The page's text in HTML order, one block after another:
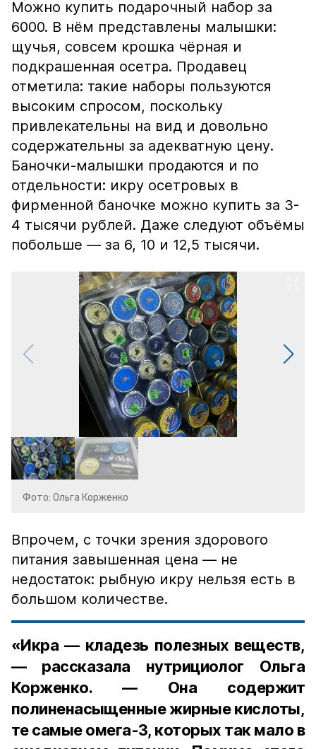
Можно купить подарочный набор за
6000. В нём представлены малышки:
щучья, совсем крошка чёрная и
подкрашенная осетра. Продавец
отметила: такие наборы пользуются
высоким спросом, поскольку
привлекательны на вид и довольно
содержательны за адекватную цену.
Баночки-малышки продаются и по
отдельности: икру осетровых в
фирменной баночке можно купить за 3-
4 тысячи рублей. Даже следуют объёмы
побольше — за 6, 10 и 12,5 тысячи.
Фото: Ольга Корженко
Впрочем, с точки зрения здорового
питания завышенная цена — не
недостаток: рыбную икру нельзя есть в
большом количестве.
«Икра — кладезь полезных веществ,
— рассказала нутрициолог Ольга
Корженко. — Она содержит
полиненасыщенные жирные кислоты,
те самые омега-3, которых так мало в